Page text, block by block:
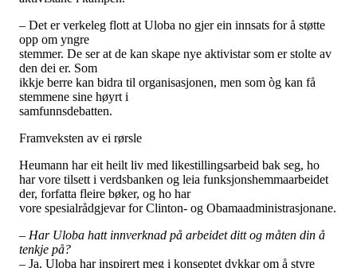
– Det er verkeleg flott at Uloba no gjer ein innsats for å støtte
opp om yngre
stemmer. De ser at de kan skape nye aktivistar som er stolte av
den dei er. Som
ikkje berre kan bidra til organisasjonen, men som òg kan få
stemmene sine høyrt i
samfunnsdebatten.
Framveksten av ei rørsle
Heumann har eit heilt liv med likestillingsarbeid bak seg, ho
har vore tilsett i verdsbanken og leia funksjonshemmaarbeidet
der, forfatta fleire bøker, og ho har
vore spesialrådgjevar for Clinton- og Obamaadministrasjonane.
– Har Uloba hatt innverknad på arbeidet ditt og måten din å
tenkje på?
– Ja. Uloba har inspirert meg i konseptet dykkar om å styre